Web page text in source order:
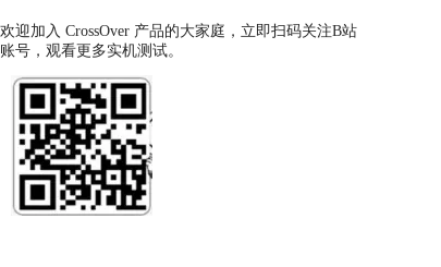
欢迎加入 CrossOver 产品的大家庭，立即扫码关注B站
账号，观看更多实机测试。